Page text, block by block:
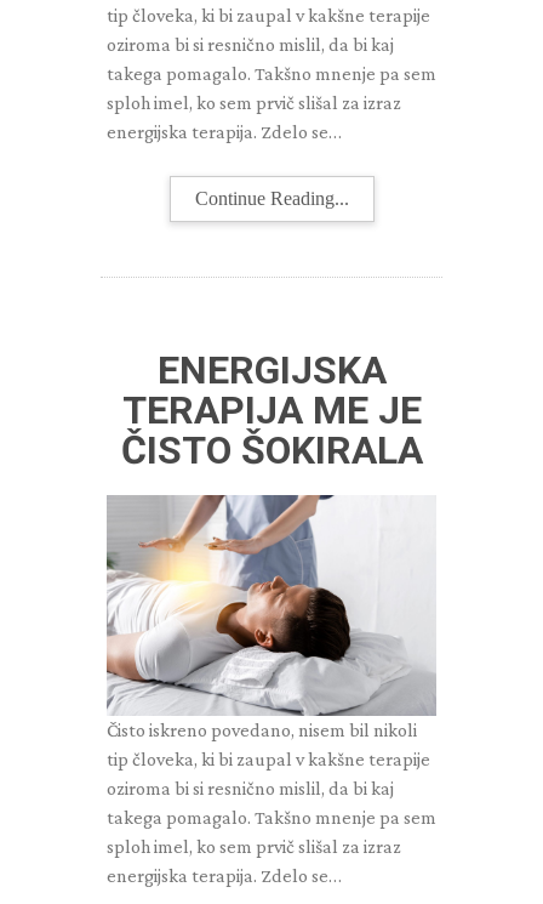
tip človeka, ki bi zaupal v kakšne terapije
oziroma bi si resnično mislil, da bi kaj
takega pomagalo. Takšno mnenje pa sem
sploh imel, ko sem prvič slišal za izraz
energijska terapija. Zdelo se…
Continue Reading...
ENERGIJSKA
TERAPIJA ME JE
ČISTO ŠOKIRALA
Čisto iskreno povedano, nisem bil nikoli
tip človeka, ki bi zaupal v kakšne terapije
oziroma bi si resnično mislil, da bi kaj
takega pomagalo. Takšno mnenje pa sem
sploh imel, ko sem prvič slišal za izraz
energijska terapija. Zdelo se…